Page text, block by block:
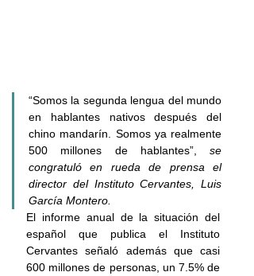
“Somos la segunda lengua del mundo
en hablantes nativos después del
chino mandarín. Somos ya realmente
500 millones de hablantes”, se
congratuló en rueda de prensa el
director del Instituto Cervantes, Luis
García Montero.
El informe anual de la situación del
español que publica el Instituto
Cervantes señaló además que casi
600 millones de personas, un 7.5% de